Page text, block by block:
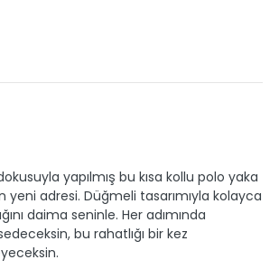
yapılmış bu kısa kollu polo yaka
adresi. Düğmeli tasarımıyla kolayca
daima seninle. Her adımında
bu rahatlığı bir kez